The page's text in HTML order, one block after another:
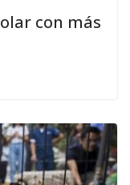
con más